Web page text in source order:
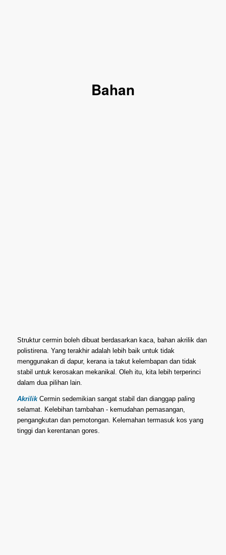
Bahan
Struktur cermin boleh dibuat berdasarkan kaca, bahan akrilik dan
polistirena. Yang terakhir adalah lebih baik untuk tidak
menggunakan di dapur, kerana ia takut kelembapan dan tidak
stabil untuk kerosakan mekanikal. Oleh itu, kita lebih terperinci
dalam dua pilihan lain.
Akrilik Cermin sedemikian sangat stabil dan dianggap paling
selamat. Kelebihan tambahan - kemudahan pemasangan,
pengangkutan dan pemotongan. Kelemahan termasuk kos yang
tinggi dan kerentanan gores.